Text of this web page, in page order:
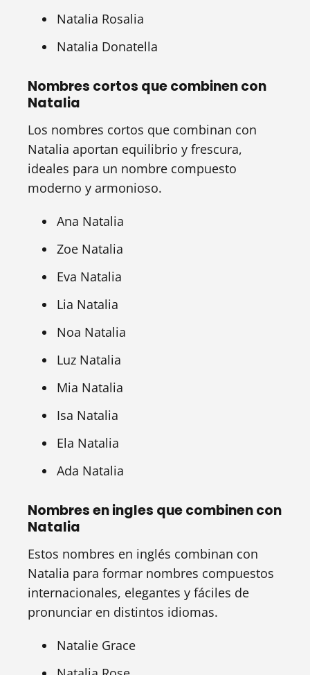
Natalia Rosalia
Natalia Donatella
Nombres cortos que combinen con
Natalia
Los nombres cortos que combinan con
Natalia aportan equilibrio y frescura,
ideales para un nombre compuesto
moderno y armonioso.
Ana Natalia
Zoe Natalia
Eva Natalia
Lia Natalia
Noa Natalia
Luz Natalia
Mia Natalia
Isa Natalia
Ela Natalia
Ada Natalia
Nombres en ingles que combinen con
Natalia
Estos nombres en inglés combinan con
Natalia para formar nombres compuestos
internacionales, elegantes y fáciles de
pronunciar en distintos idiomas.
Natalie Grace